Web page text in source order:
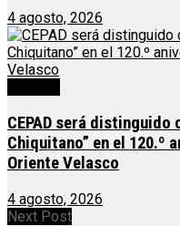
4 agosto, 2026
CEPAD será
Chiquitano” en el 120.º
Oriente Velasco
4 agosto, 2026
Next Post